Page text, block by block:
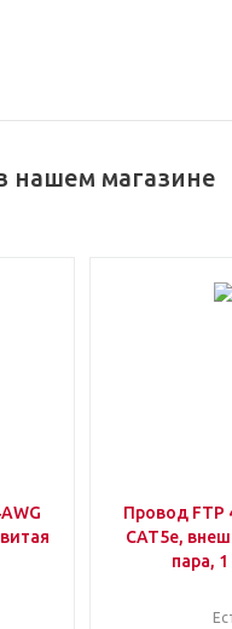
нашем магазине
Провод FTP
CAT5e,
пара,